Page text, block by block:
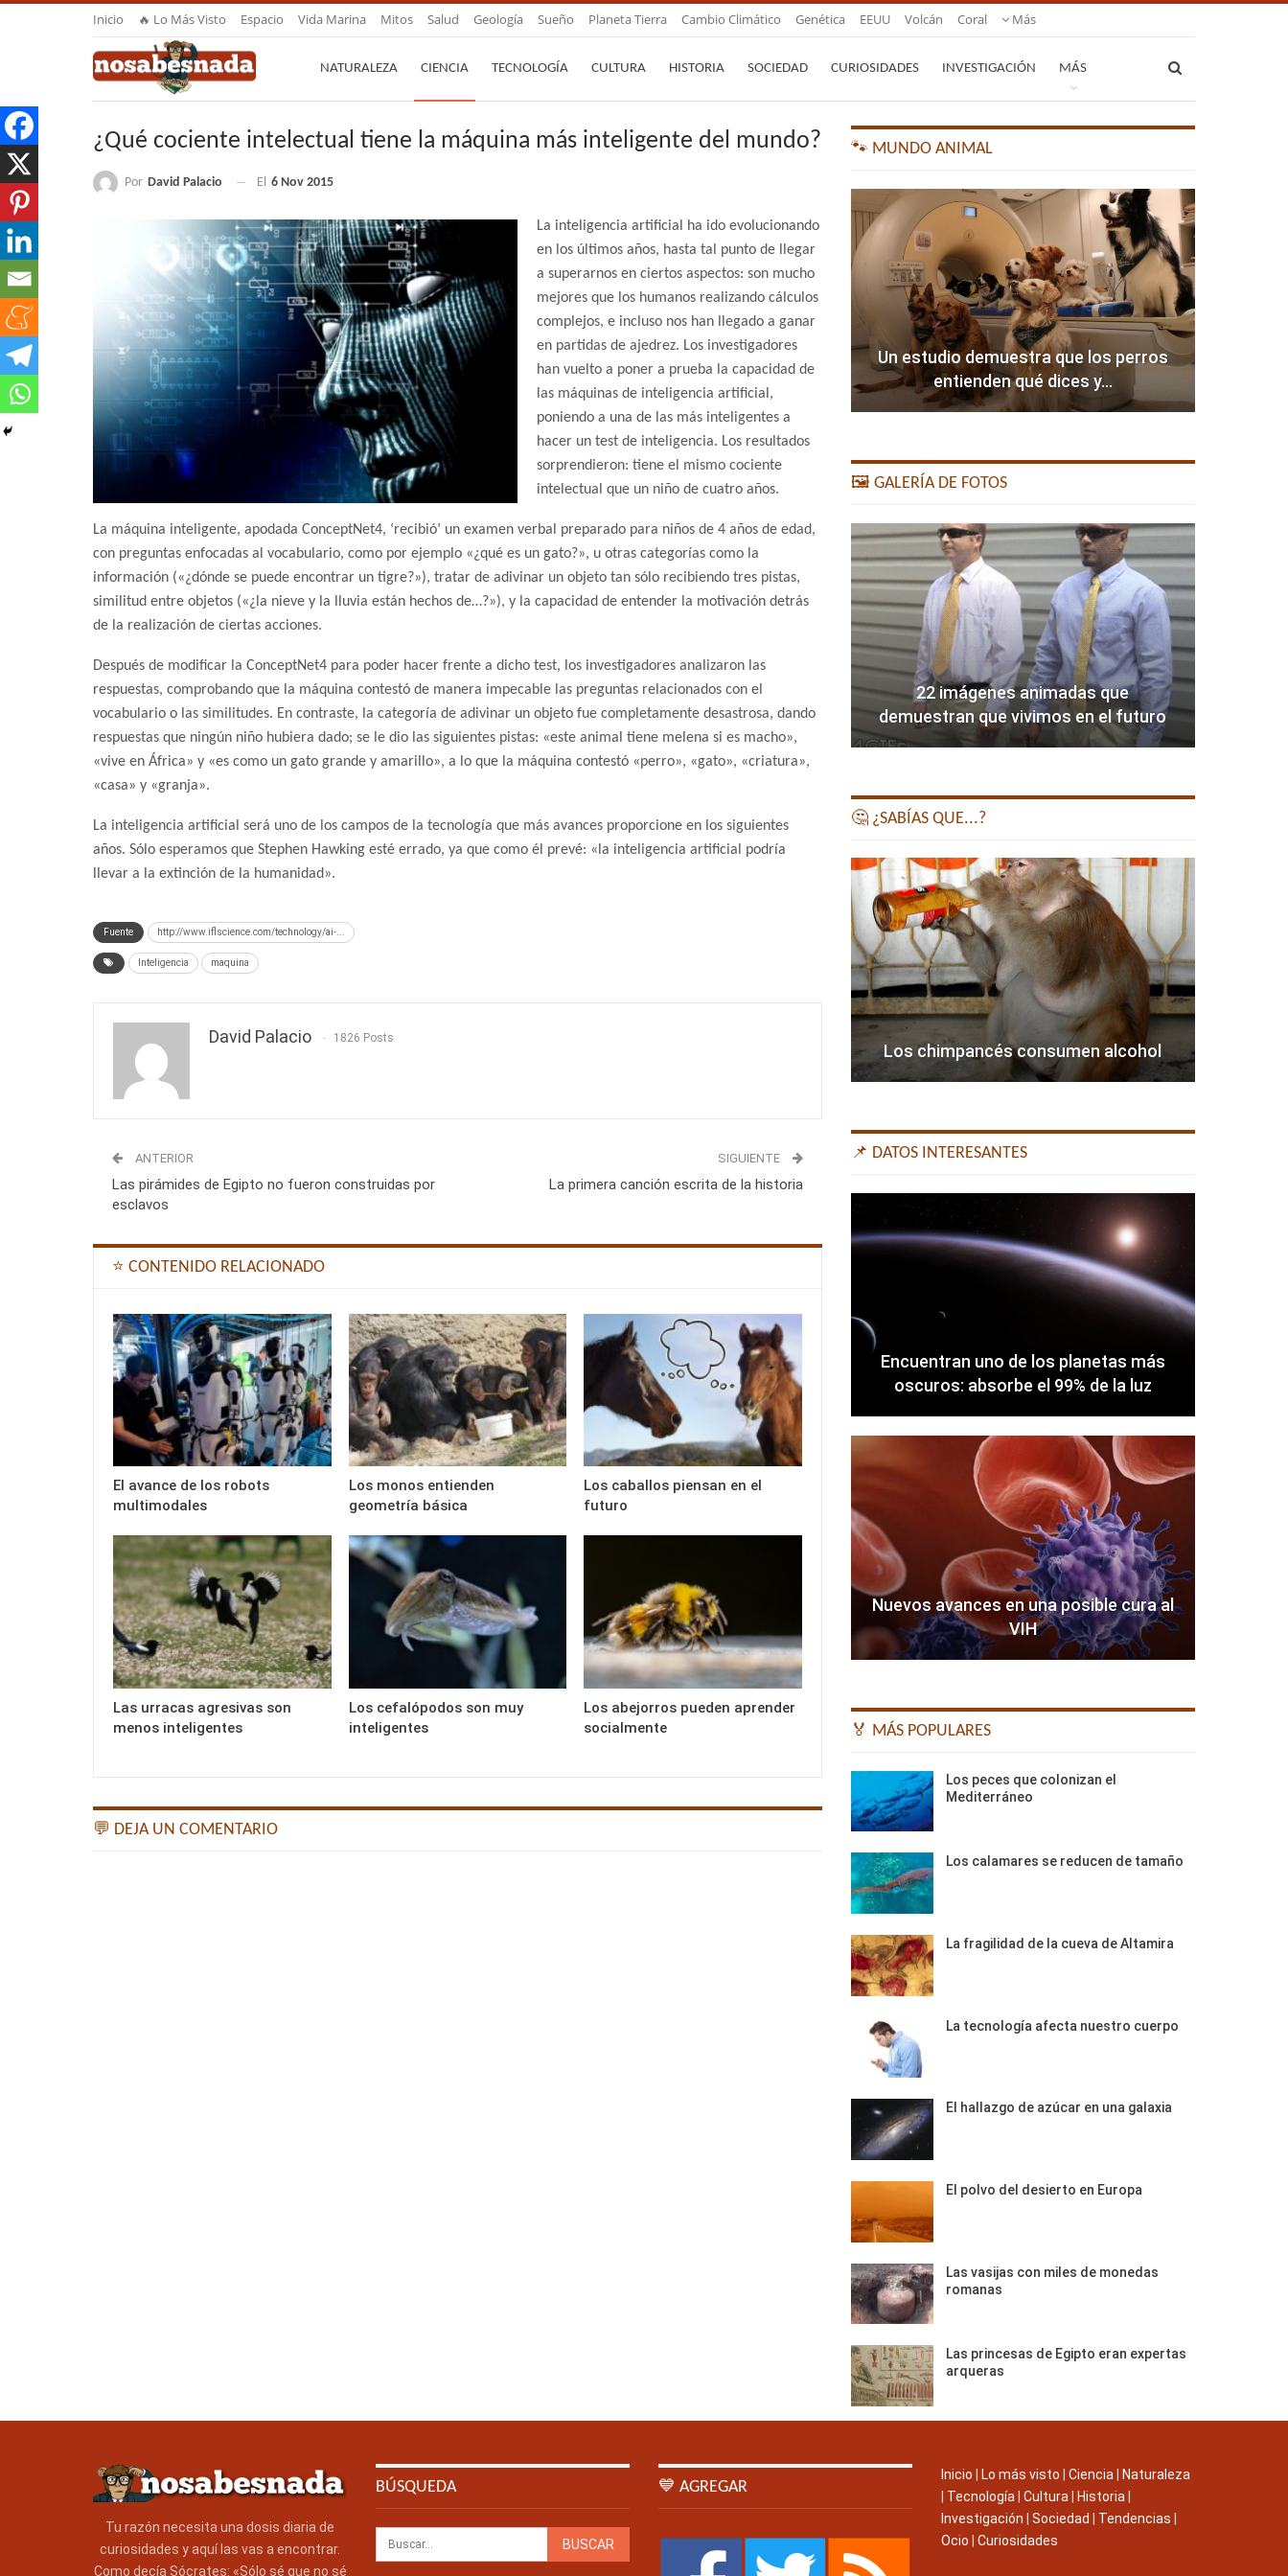
Inicio 🔥 Lo Más Visto Espacio Vida Marina Mitos Salud Geología Sueño Planeta Tierra Cambio Climático Genética EEUU Volcán Coral Más
NATURALEZA CIENCIA TECNOLOGÍA CULTURA HISTORIA SOCIEDAD CURIOSIDADES INVESTIGACIÓN MÁS
¿Qué cociente intelectual tiene la máquina más inteligente del mundo?
Por David Palacio El 6 Nov 2015
La inteligencia artificial ha ido evolucionando
en los últimos años, hasta tal punto de llegar
a superarnos en ciertos aspectos: son mucho
mejores que los humanos realizando cálculos
complejos, e incluso nos han llegado a ganar
en partidas de ajedrez. Los investigadores
han vuelto a poner a prueba la capacidad de
las máquinas de inteligencia artificial,
poniendo a una de las más inteligentes a
hacer un test de inteligencia. Los resultados
sorprendieron: tiene el mismo cociente
intelectual que un niño de cuatro años.
La máquina inteligente, apodada ConceptNet4, ‘recibió’ un examen verbal preparado para niños de 4 años de edad,
con preguntas enfocadas al vocabulario, como por ejemplo «¿qué es un gato?», u otras categorías como la
información («¿dónde se puede encontrar un tigre?»), tratar de adivinar un objeto tan sólo recibiendo tres pistas,
similitud entre objetos («¿la nieve y la lluvia están hechos de…?»), y la capacidad de entender la motivación detrás
de la realización de ciertas acciones.
Después de modificar la ConceptNet4 para poder hacer frente a dicho test, los investigadores analizaron las
respuestas, comprobando que la máquina contestó de manera impecable las preguntas relacionados con el
vocabulario o las similitudes. En contraste, la categoría de adivinar un objeto fue completamente desastrosa, dando
respuestas que ningún niño hubiera dado; se le dio las siguientes pistas: «este animal tiene melena si es macho»,
«vive en África» y «es como un gato grande y amarillo», a lo que la máquina contestó «perro», «gato», «criatura»,
«casa» y «granja».
La inteligencia artificial será uno de los campos de la tecnología que más avances proporcione en los siguientes
años. Sólo esperamos que Stephen Hawking esté errado, ya que como él prevé: «la inteligencia artificial podría
llevar a la extinción de la humanidad».
Fuente http://www.iflscience.com/technology/ai-...
Inteligencia maquina
David Palacio 1826 Posts
ANTERIOR
Las pirámides de Egipto no fueron construidas por
esclavos
SIGUIENTE
La primera canción escrita de la historia
⭐ CONTENIDO RELACIONADO
El avance de los robots
multimodales
Los monos entienden
geometría básica
Los caballos piensan en el
futuro
Las urracas agresivas son
menos inteligentes
Los cefalópodos son muy
inteligentes
Los abejorros pueden aprender
socialmente
💬 DEJA UN COMENTARIO
🐾 MUNDO ANIMAL
Un estudio demuestra que los perros
entienden qué dices y…
🖼️ GALERÍA DE FOTOS
22 imágenes animadas que
demuestran que vivimos en el futuro
🤔 ¿SABÍAS QUE...?
Los chimpancés consumen alcohol
📌 DATOS INTERESANTES
Encuentran uno de los planetas más
oscuros: absorbe el 99% de la luz
Nuevos avances en una posible cura al
VIH
🏅 MÁS POPULARES
Los peces que colonizan el
Mediterráneo
Los calamares se reducen de tamaño
La fragilidad de la cueva de Altamira
La tecnología afecta nuestro cuerpo
El hallazgo de azúcar en una galaxia
El polvo del desierto en Europa
Las vasijas con miles de monedas
romanas
Las princesas de Egipto eran expertas
arqueras
Tu razón necesita una dosis diaria de
curiosidades y aquí las vas a encontrar.
Como decía Sócrates: «Sólo sé que no sé
BÚSQUEDA 💙 AGREGAR
Inicio Lo más visto Ciencia
Naturaleza
Tecnología Cultura Historia
Investigación
Sociedad Tendencias
Ocio
Curiosidades